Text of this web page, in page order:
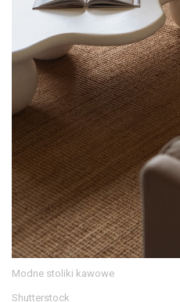
Modne stoliki kawowe
Shutterstock